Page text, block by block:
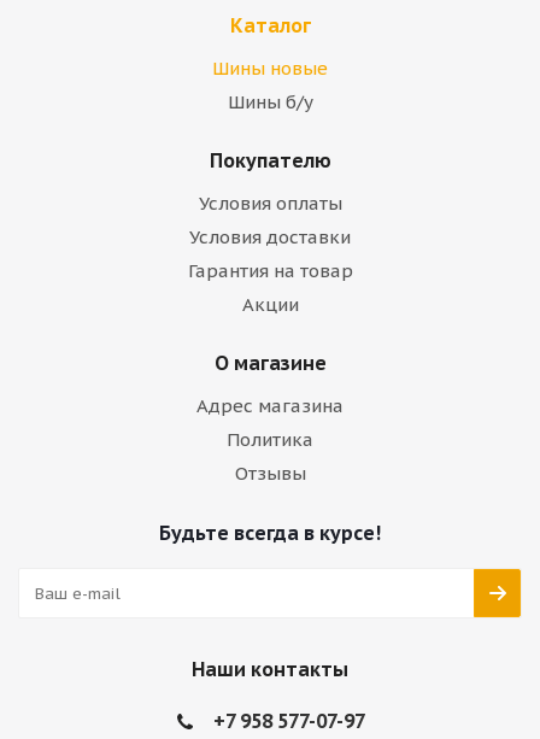
Каталог
Шины новые
Шины б/у
Покупателю
Условия оплаты
Условия доставки
Гарантия на товар
Акции
О магазине
Адрес магазина
Политика
Отзывы
Будьте всегда в курсе!
Наши контакты
+7 958 577-07-97